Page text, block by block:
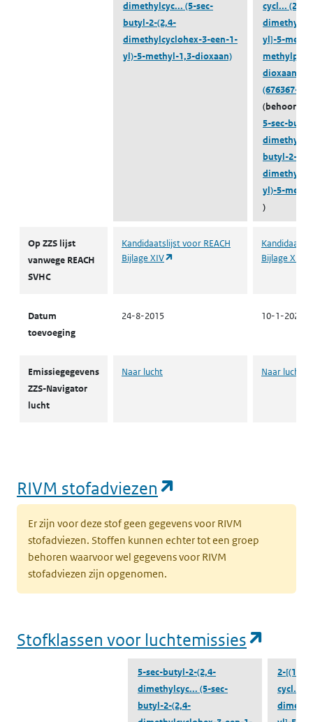
dimethylcyc... (5-sec-
butyl-2-(2,4-
dimethylcyclohex-3-een-1-
yl)-5-methyl-1,3-dioxaan)
cycl... (2-
dimethyl-
yl]-5-
dioxaan)
(676367-
(behoort
5-sec-
butyl-2-
yl)-5-
)
Op ZZS lijst
vanwege REACH
SVHC
Kandidaatslijst voor REACH
Bijlage XIV
(opent in een nieuw tabblad)
Bijlage XIV
Datum
toevoeging
24-8-2015 10-1-2022
Emissiegegevens
ZZS-Navigator
lucht
Naar lucht Naar lucht
RIVM stofadviezen
Er zijn voor deze stof geen gegevens voor RIVM
stofadviezen. Stoffen kunnen echter tot een groep
behoren waarvoor wel gegevens voor RIVM
stofadviezen zijn opgenomen.
Stofklassen voor luchtemissies
5-sec-butyl-2-(2,4-
dimethylcyc... (5-sec-
butyl-2-(2,4-
2-
cycl...